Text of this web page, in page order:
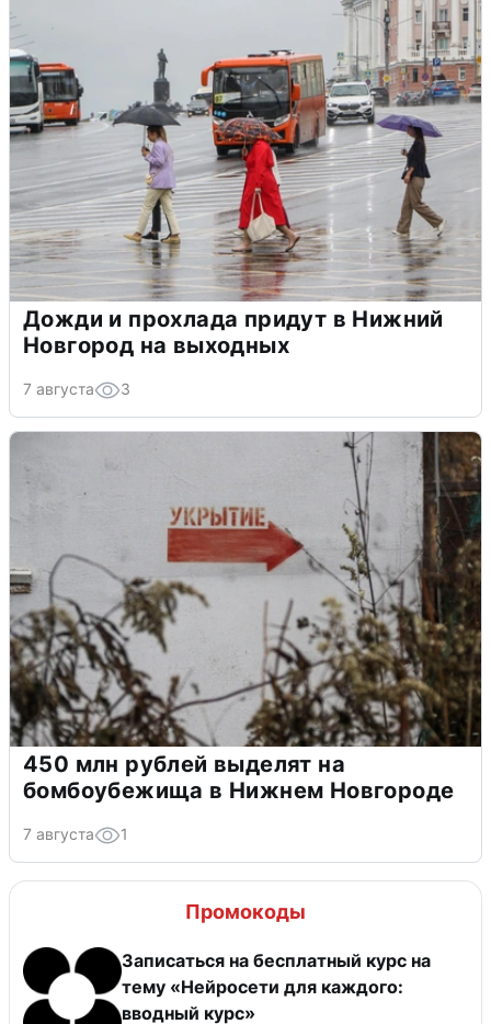
Дожди и прохлада придут в Нижний
Новгород на выходных
7 августа 3
450 млн рублей выделят на
бомбоубежища в Нижнем Новгороде
7 августа 1
Промокоды
Записаться на бесплатный курс на
тему «Нейросети для каждого:
вводный курс»